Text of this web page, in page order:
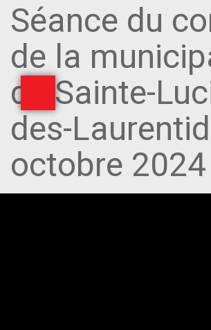
Séance du
de la
de Sainte-
des-
octobre 2024